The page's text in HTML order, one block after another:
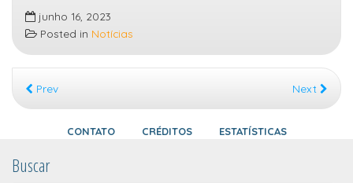
junho 16, 2023
Posted in Notícias
Prev Next
CONTATO CRÉDITOS ESTATÍSTICAS
Buscar